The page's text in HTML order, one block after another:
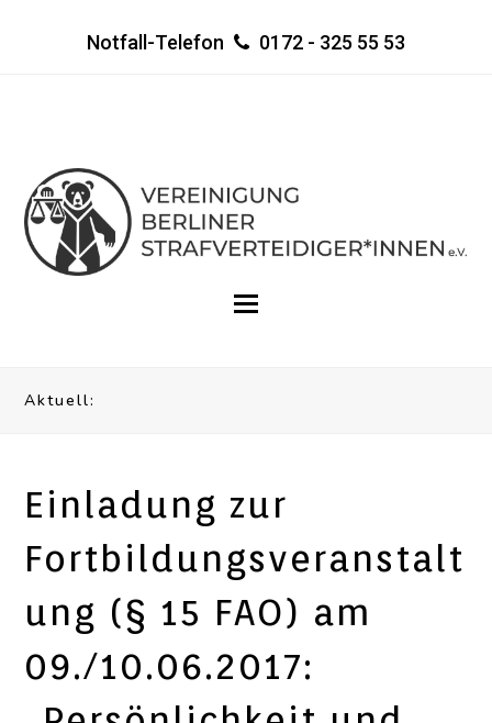
Notfall-Telefon 0172 - 325 55 53
Aktuell:
Einladung zur
Fortbildungsveranstalt
ung (§ 15 FAO) am
09./10.06.2017: